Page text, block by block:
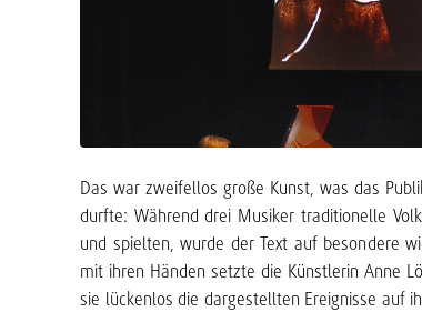
Das war zweifellos große Kunst, was das
durfte: Während drei Musiker traditionelle
und spielten, wurde der Text auf besondere
mit ihren Händen setzte die Künstlerin Anne
sie lückenlos die dargestellten Ereignisse auf